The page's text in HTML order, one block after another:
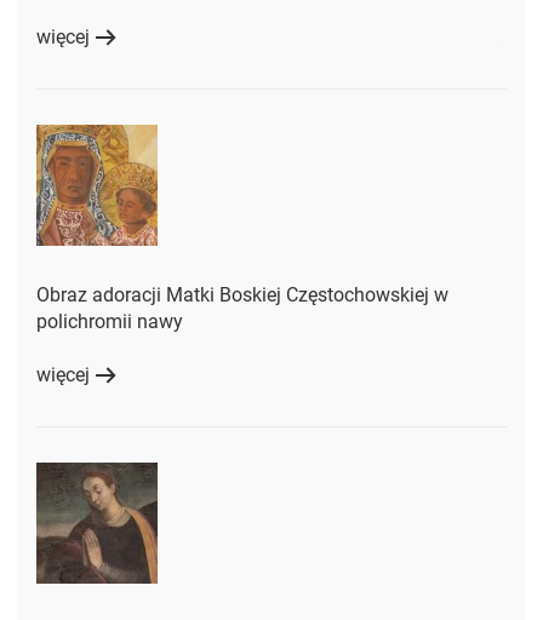
więcej
Obraz adoracji Matki Boskiej Częstochowskiej w
polichromii nawy
więcej